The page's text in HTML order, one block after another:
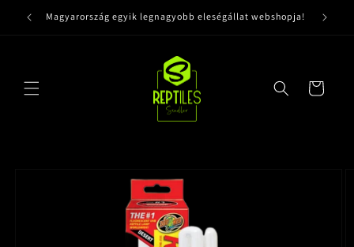
tartalomhoz
Magyarország egyik legnagyobb eleségállat webshopja!
Kosár